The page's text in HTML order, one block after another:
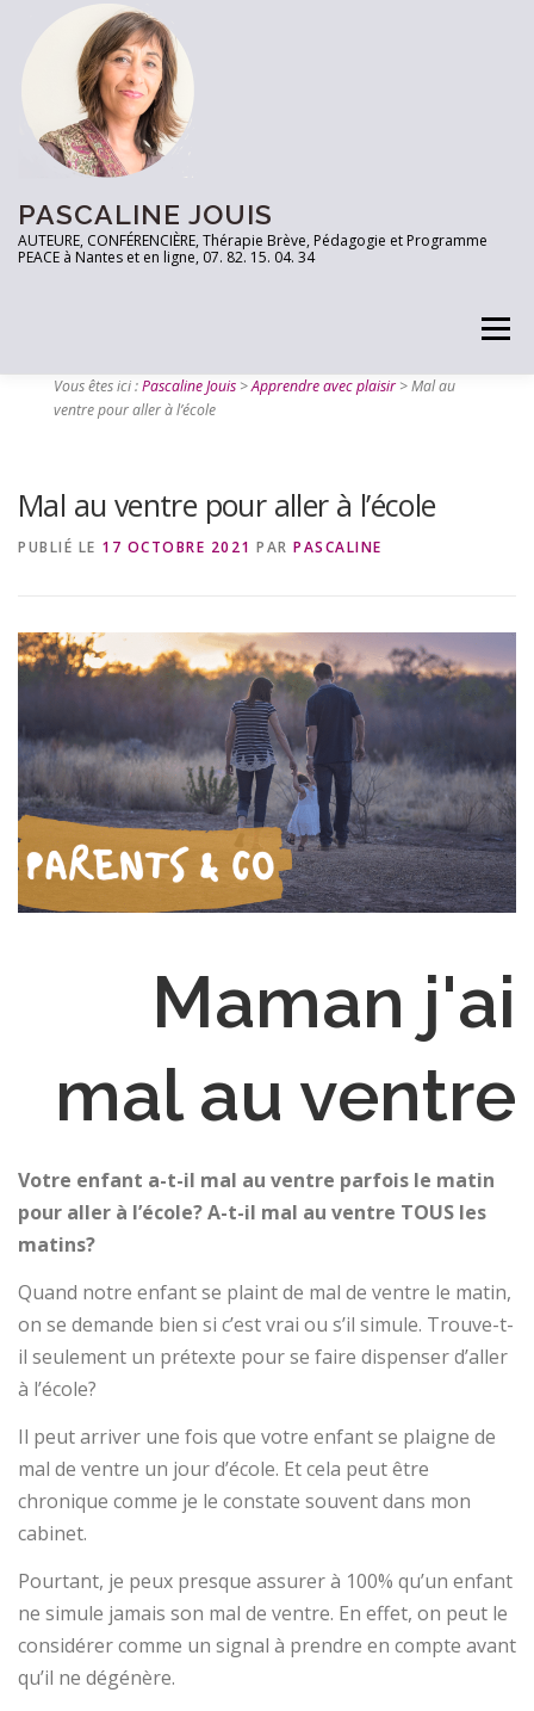
PASCALINE JOUIS
AUTEURE, CONFÉRENCIÈRE, Thérapie Brève, Pédagogie et Programme
PEACE à Nantes et en ligne, 07. 82. 15. 04. 34
Menu
PRENEZ RDV TESTEZ VOUS!
ARTICLES CONTACT
Vous êtes ici :Pascaline Jouis>Apprendre avec plaisir>Mal au
ventre pour aller à l’école
Mal au ventre pour aller à l’école
PUBLIÉ LE 17 OCTOBRE 2021 PAR PASCALINE
Maman j'ai
mal au ventre
Votre enfant a-t-il mal au ventre parfois le matin
pour aller à l’école? A-t-il mal au ventre TOUS les
matins?
Quand notre enfant se plaint de mal de ventre le matin,
on se demande bien si c’est vrai ou s’il simule. Trouve-t-
il seulement un prétexte pour se faire dispenser d’aller
à l’école?
Il peut arriver une fois que votre enfant se plaigne de
mal de ventre un jour d’école. Et cela peut être
chronique comme je le constate souvent dans mon
cabinet.
Pourtant, je peux presque assurer à 100% qu’un enfant
ne simule jamais son mal de ventre. En effet, on peut le
considérer comme un signal à prendre en compte avant
qu’il ne dégénère.